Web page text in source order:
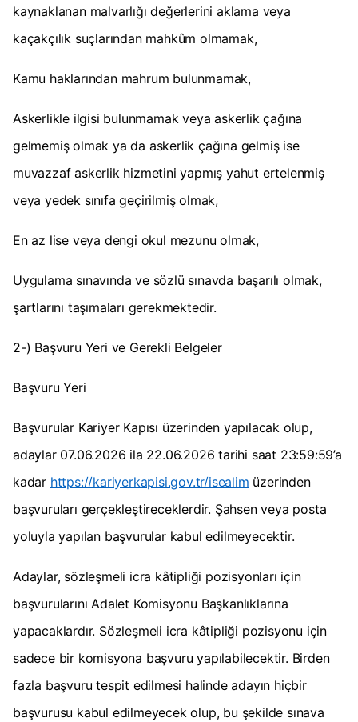
kaynaklanan malvarlığı değerlerini aklama veya
kaçakçılık suçlarından mahkûm olmamak,
Kamu haklarından mahrum bulunmamak,
Askerlikle ilgisi bulunmamak veya askerlik çağına
gelmemiş olmak ya da askerlik çağına gelmiş ise
muvazzaf askerlik hizmetini yapmış yahut ertelenmiş
veya yedek sınıfa geçirilmiş olmak,
En az lise veya dengi okul mezunu olmak,
Uygulama sınavında ve sözlü sınavda başarılı olmak,
şartlarını taşımaları gerekmektedir.
2-) Başvuru Yeri ve Gerekli Belgeler
Başvuru Yeri
Başvurular Kariyer Kapısı üzerinden yapılacak olup,
adaylar 07.06.2026 ila 22.06.2026 tarihi saat 23:59:59’a
kadar https://kariyerkapisi.gov.tr/isealim üzerinden
başvuruları gerçekleş­tireceklerdir. Şahsen veya posta
yoluyla yapılan başvurular kabul edilmeyecektir.
Adaylar, sözleşmeli icra kâtipliği pozisyonları için
başvurularını Adalet Komisyonu Başkanlıklarına
yapacaklardır. Sözleşmeli icra kâtipliği pozisyonu için
sadece bir komisyona başvuru yapılabilecektir. Birden
fazla başvuru tespit edilmesi halinde adayın hiçbir
başvurusu kabul edilmeyecek olup, bu şekilde sınava